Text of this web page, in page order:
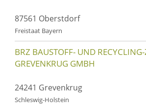
87561 Oberstdorf
Freistaat Bayern
BRZ BAUSTOFF- UND
GREVENKRUG GMBH
24241 Grevenkrug
Schleswig-Holstein